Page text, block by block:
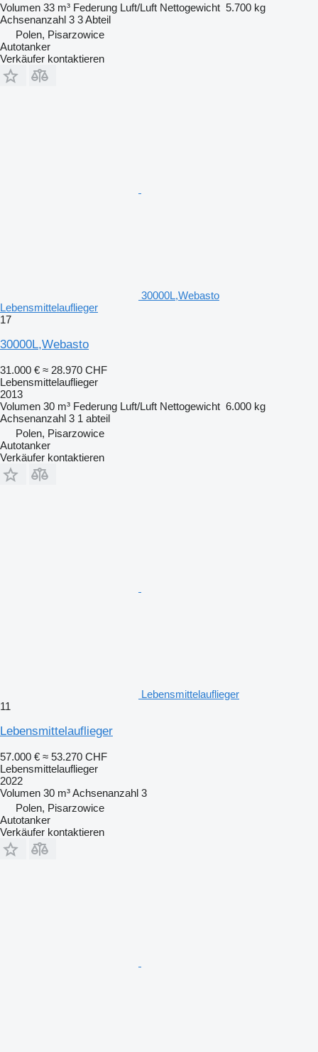
Volumen 33 m³ Federung Luft/Luft Nettogewicht 5.700 kg
Achsenanzahl 3 3 Abteil
Polen, Pisarzowice
Autotanker
Verkäufer kontaktieren
30000L,Webasto
Lebensmittelauflieger
17
30000L,Webasto
31.000 € ≈ 28.970 CHF
Lebensmittelauflieger
2013
Volumen 30 m³ Federung Luft/Luft Nettogewicht 6.000 kg
Achsenanzahl 3 1 abteil
Polen, Pisarzowice
Autotanker
Verkäufer kontaktieren
Lebensmittelauflieger
11
Lebensmittelauflieger
57.000 € ≈ 53.270 CHF
Lebensmittelauflieger
2022
Volumen 30 m³Achsenanzahl 3
Polen, Pisarzowice
Autotanker
Verkäufer kontaktieren